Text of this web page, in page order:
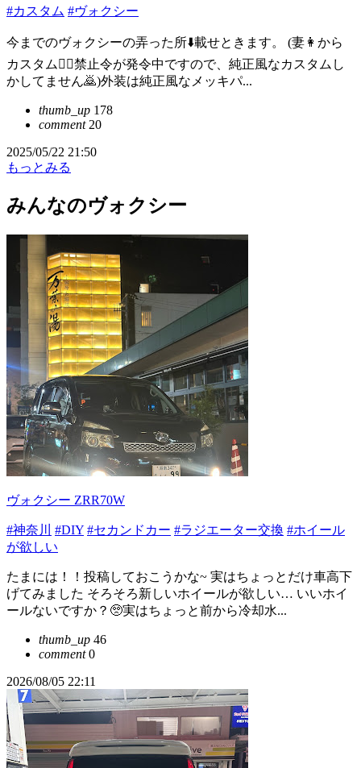
#カスタム #ヴォクシー
今までのヴォクシーの弄った所⬇️載せときます。 (妻👩から
カスタム🙅‍♀️禁止令が発令中ですので、純正風なカスタムし
かしてません🙇)外装は純正風なメッキパ...
thumb_up 178
comment20
2025/05/22 21:50
もっとみる
みんなのヴォクシー
ヴォクシー ZRR70W
#神奈川 #DIY #セカンドカー #ラジエーター交換 #ホイール
が欲しい
たまには！！投稿しておこうかな~ 実はちょっとだけ車高下
げてみました そろそろ新しいホイールが欲しい… いいホイ
ールないですか？🥺実はちょっと前から冷却水...
thumb_up 46
comment0
2026/08/05 22:11